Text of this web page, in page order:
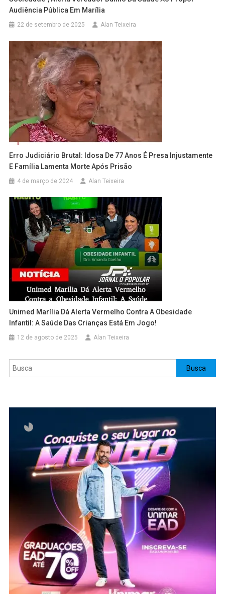
Audiência Pública Em Marília
22 de setembro de 2025 Alan Teixeira
Erro Judiciário Brutal: Idosa De 77 Anos É Presa Injustamente
E Família Lamenta Morte Após Prisão
4 de março de 2024 Alan Teixeira
Unimed Marília Dá Alerta Vermelho Contra A Obesidade
Infantil: A Saúde Das Crianças Está Em Jogo!
12 de agosto de 2025 Alan Teixeira
Pesquisar Busca